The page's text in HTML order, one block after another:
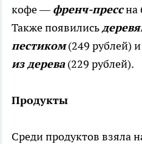
кофе —френч-прессна
Также появились
пестиком(249 рублей) и
из дерева(229 рублей).
Продукты
Среди продуктов взяла